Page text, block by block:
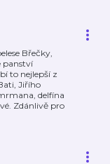
Břečky,
panství
to nejlepší z
Jiřího
delfína
Zdánlivě pro